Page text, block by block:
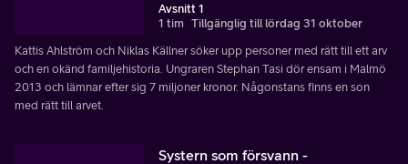
Avsnitt 1
1 tim Tillgänglig till lördag 31 oktober
Kattis Ahlström och Niklas Källner söker upp personer med rätt till ett arv
och en okänd familjehistoria. Ungraren Stephan Tasi dör ensam i Malmö
2013 och lämnar efter sig 7 miljoner kronor. Någonstans finns en son
med rätt till arvet.
Systern som försvann -